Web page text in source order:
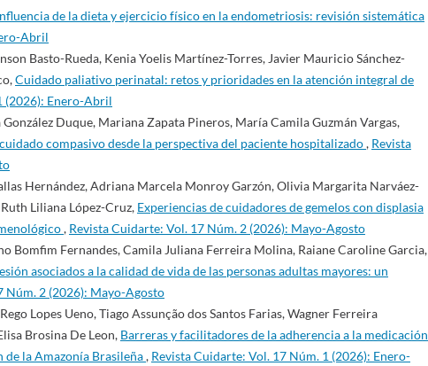
de la dieta y ejercicio físico en la endometriosis: revisión sistemática
Abril
Basto-Rueda, Kenia Yoelis Martínez-Torres, Javier Mauricio Sánchez-
Cuidado paliativo perinatal: retos y prioridades en la atención integral de
(2026): Enero-Abril
Duque, Mariana Zapata Pineros, María Camila Guzmán Vargas,
compasivo desde la perspectiva del paciente hospitalizado, Revista
Hernández, Adriana Marcela Monroy Garzón, Olivia Margarita Narváez-
Liliana López-Cruz, Experiencias de cuidadores de gemelos con displasia
, Revista Cuidarte: Vol. 17 Núm. 2 (2026): Mayo-Agosto
Bomfim Fernandes, Camila Juliana Ferreira Molina, Raiane Caroline Garcia,
asociados a la calidad de vida de las personas adultas mayores: un
Núm. 2 (2026): Mayo-Agosto
Lopes Ueno, Tiago Assunção dos Santos Farias, Wagner Ferreira
Brosina De Leon, Barreras y facilitadores de la adherencia a la medicación
de la Amazonía Brasileña, Revista Cuidarte: Vol. 17 Núm. 1 (2026): Enero-